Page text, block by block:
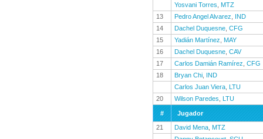
Yosvani Torres
MTZ
13
Pedro Angel Alvarez
IND
14
Dachel Duquesne CFG
15
Yadián Martínez
MAY
16
Dachel Duquesne CAV
17
Carlos Damián Ramírez CFG
18
Bryan Chi IND
Carlos Juan Viera LTU
20
Wilson Paredes LTU
#
Jugador
21
David Mena MTZ